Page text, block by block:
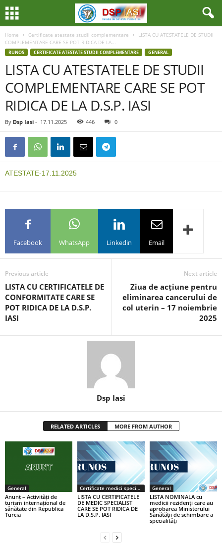
Home Certificate atestate studii complementare
LISTA CU ATESTATELE DE STUDII
COMPLEMENTARE CARE SE POT RIDICA DE LA...
RUNOS CERTIFICATE ATESTATE STUDII COMPLEMENTARE GENERAL
LISTA CU ATESTATELE DE STUDII
COMPLEMENTARE CARE SE POT
RIDICA DE LA D.S.P. IASI
By Dsp Iasi - 17.11.2025 446 0
ATESTATE-17.11.2025
Facebook WhatsApp Linkedin Email
Previous article
LISTA CU CERTIFICATELE DE
CONFORMITATE CARE SE
POT RIDICA DE LA D.S.P.
IASI
Next article
Ziua de acțiune pentru
eliminarea cancerului de
col uterin – 17 noiembrie
2025
Dsp Iasi
RELATED ARTICLES MORE FROM AUTHOR
General
Anunț – Activități de
turism internațional de
sănătate din Republica
Turcia
Certificate medici specialiști / primari
LISTA CU CERTIFICATELE
DE MEDIC SPECIALIST
CARE SE POT RIDICA DE
LA D.S.P. IASI
General
LISTA NOMINALA cu
medicii rezidenţi care au
aprobarea Ministerului
Sănătăţii de schimbare a
specialităţi